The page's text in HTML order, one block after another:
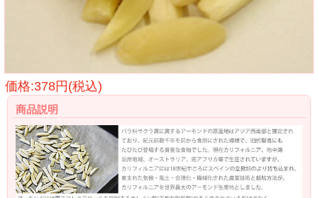
価格:378円(税込)
商品説明